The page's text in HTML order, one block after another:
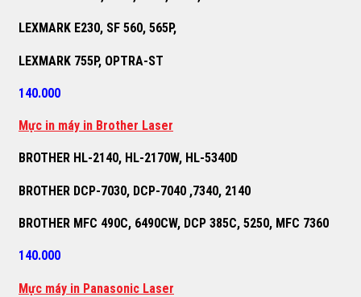
LEXMARK E230, SF 560, 565P,
LEXMARK 755P, OPTRA-ST
140.000
Mực in máy in Brother Laser
BROTHER HL-2140, HL-2170W, HL-5340D
BROTHER DCP-7030, DCP-7040 ,7340, 2140
BROTHER MFC 490C, 6490CW, DCP 385C, 5250, MFC 7360
140.000
Mực máy in Panasonic Laser